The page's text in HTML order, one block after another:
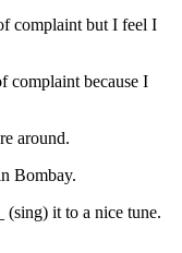
complaint but I feel I
complaint because I
around.
Bombay.
(sing) it to a nice tune.